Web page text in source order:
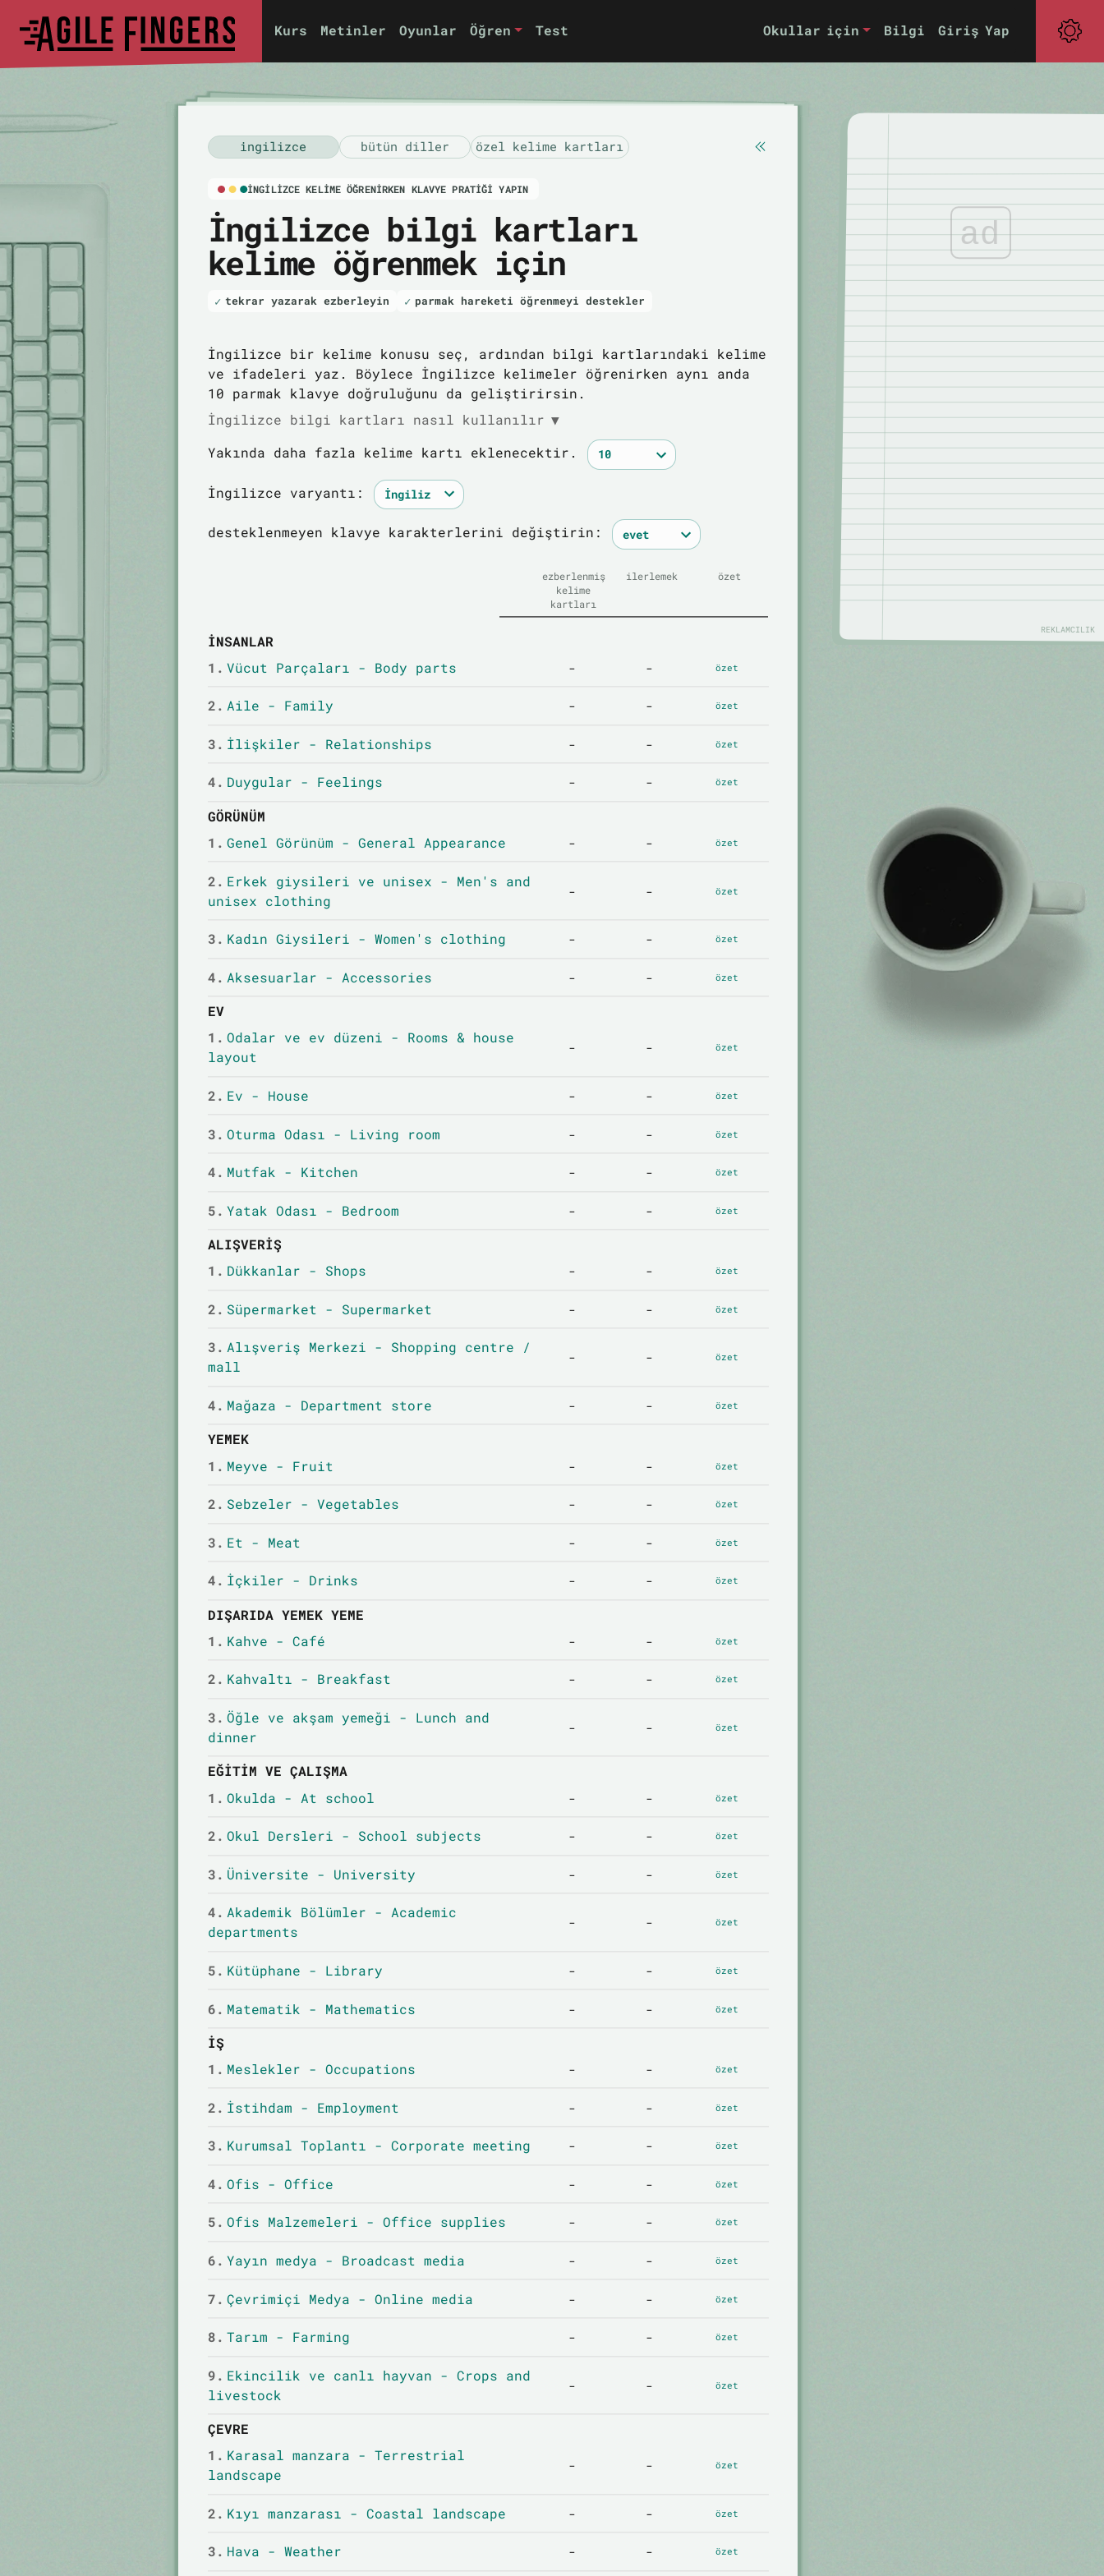
Kurs Metinler Oyunlar Öğren Test Okullar için Bilgi Giriş Yap
i̇ngilizce bütün diller özel kelime kartları
İNGILIZCE KELIME ÖĞRENIRKEN KLAVYE PRATIĞI YAPIN
İngilizce bilgi kartları
kelime öğrenmek için
tekrar yazarak ezberleyin parmak hareketi öğrenmeyi destekler
İngilizce bir kelime konusu seç, ardından bilgi kartlarındaki kelime
ve ifadeleri yaz. Böylece İngilizce kelimeler öğrenirken aynı anda
10 parmak klavye doğruluğunu da geliştirirsin.
İngilizce bilgi kartları nasıl kullanılır ▼
Yakında daha fazla kelime kartı eklenecektir.
İngilizce varyantı:
desteklenmeyen klavye karakterlerini değiştirin:
ezberlenmiş
kelime
kartları
ilerlemek özet
İNSANLAR
1. Vücut Parçaları - Body parts - - özet
2. Aile - Family - - özet
3. İlişkiler - Relationships - - özet
4. Duygular - Feelings - - özet
GÖRÜNÜM
1. Genel Görünüm - General Appearance - - özet
2. Erkek giysileri ve unisex - Men's and
unisex clothing
- - özet
3. Kadın Giysileri - Women's clothing - - özet
4. Aksesuarlar - Accessories - - özet
EV
1. Odalar ve ev düzeni - Rooms & house
layout
- - özet
2. Ev - House - - özet
3. Oturma Odası - Living room - - özet
4. Mutfak - Kitchen - - özet
5. Yatak Odası - Bedroom - - özet
ALIŞVERIŞ
1. Dükkanlar - Shops - - özet
2. Süpermarket - Supermarket - - özet
3. Alışveriş Merkezi - Shopping centre /
mall
- - özet
4. Mağaza - Department store - - özet
YEMEK
1. Meyve - Fruit - - özet
2. Sebzeler - Vegetables - - özet
3. Et - Meat - - özet
4. İçkiler - Drinks - - özet
DIŞARIDA YEMEK YEME
1. Kahve - Café - - özet
2. Kahvaltı - Breakfast - - özet
3. Öğle ve akşam yemeği - Lunch and
dinner
- - özet
EĞITIM VE ÇALIŞMA
1. Okulda - At school - - özet
2. Okul Dersleri - School subjects - - özet
3. Üniversite - University - - özet
4. Akademik Bölümler - Academic
departments
- - özet
5. Kütüphane - Library - - özet
6. Matematik - Mathematics - - özet
İŞ
1. Meslekler - Occupations - - özet
2. İstihdam - Employment - - özet
3. Kurumsal Toplantı - Corporate meeting - - özet
4. Ofis - Office - - özet
5. Ofis Malzemeleri - Office supplies - - özet
6. Yayın medya - Broadcast media - - özet
7. Çevrimiçi Medya - Online media - - özet
8. Tarım - Farming - - özet
9. Ekincilik ve canlı hayvan - Crops and
livestock
- - özet
ÇEVRE
1. Karasal manzara - Terrestrial
landscape
- - özet
2. Kıyı manzarası - Coastal landscape - - özet
3. Hava - Weather - - özet
ad
REKLAMCILIK